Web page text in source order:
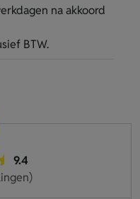
na akkoord
BTW.
9.4